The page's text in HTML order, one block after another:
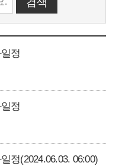
정
정
정(2024.06.03. 06:00)